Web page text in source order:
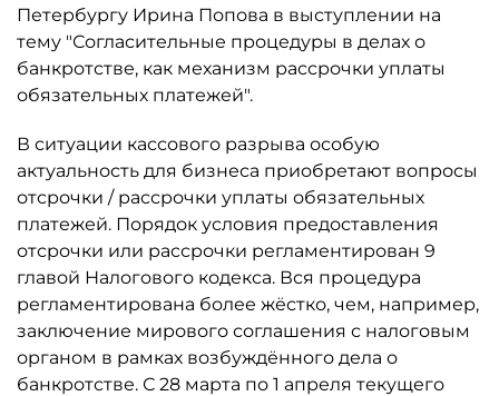
Петербургу Ирина Попова в выступлении на
тему "Согласительные процедуры в делах о
банкротстве, как механизм рассрочки уплаты
обязательных платежей".
В ситуации кассового разрыва особую
актуальность для бизнеса приобретают вопросы
отсрочки / рассрочки уплаты обязательных
платежей. Порядок условия предоставления
отсрочки или рассрочки регламентирован 9
главой Налогового кодекса. Вся процедура
регламентирована более жёстко, чем, например,
заключение мирового соглашения с налоговым
органом в рамках возбуждённого дела о
банкротстве. С 28 марта по 1 апреля текущего